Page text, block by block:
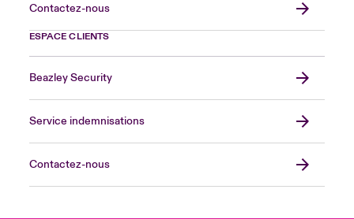
Contactez-nous
ESPACE CLIENTS
Beazley Security
Service indemnisations
Contactez-nous